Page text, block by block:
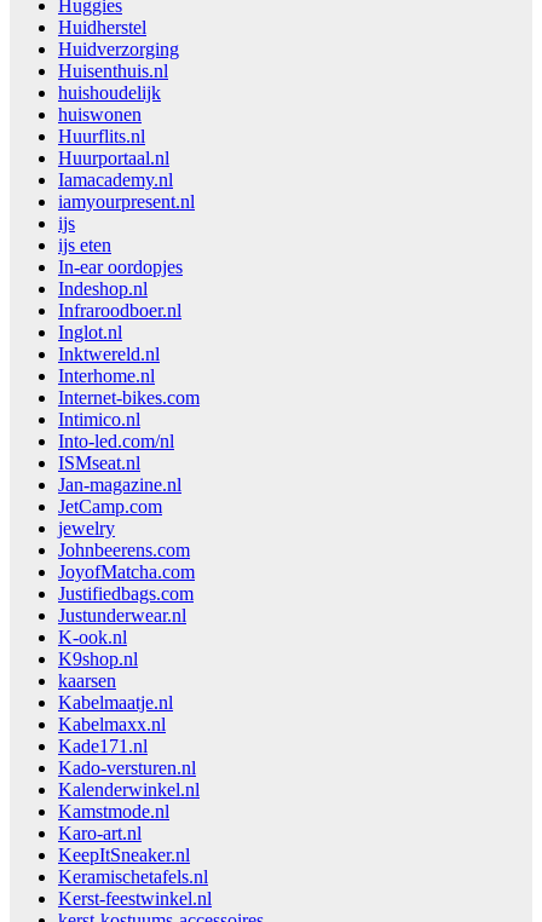
Huggies
Huidherstel
Huidverzorging
Huisenthuis.nl
huishoudelijk
huiswonen
Huurflits.nl
Huurportaal.nl
Iamacademy.nl
iamyourpresent.nl
ijs
ijs eten
In-ear oordopjes
Indeshop.nl
Infraroodboer.nl
Inglot.nl
Inktwereld.nl
Interhome.nl
Internet-bikes.com
Intimico.nl
Into-led.com/nl
ISMseat.nl
Jan-magazine.nl
JetCamp.com
jewelry
Johnbeerens.com
JoyofMatcha.com
Justifiedbags.com
Justunderwear.nl
K-ook.nl
K9shop.nl
kaarsen
Kabelmaatje.nl
Kabelmaxx.nl
Kade171.nl
Kado-versturen.nl
Kalenderwinkel.nl
Kamstmode.nl
Karo-art.nl
KeepItSneaker.nl
Keramischetafels.nl
Kerst-feestwinkel.nl